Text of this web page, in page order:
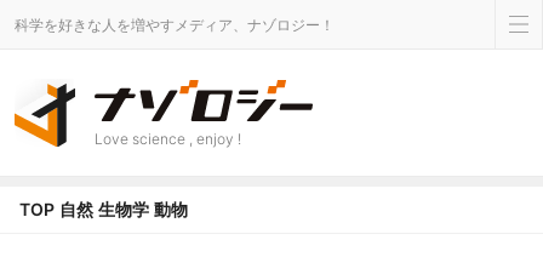
科学を好きな人を増やすメディア、ナゾロジー！
Love science , enjoy !
TOP 自然 生物学 動物